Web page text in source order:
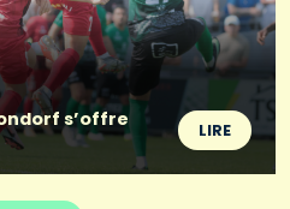
s’offre
LIRE